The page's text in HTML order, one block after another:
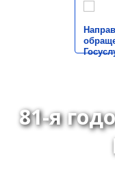
81-я